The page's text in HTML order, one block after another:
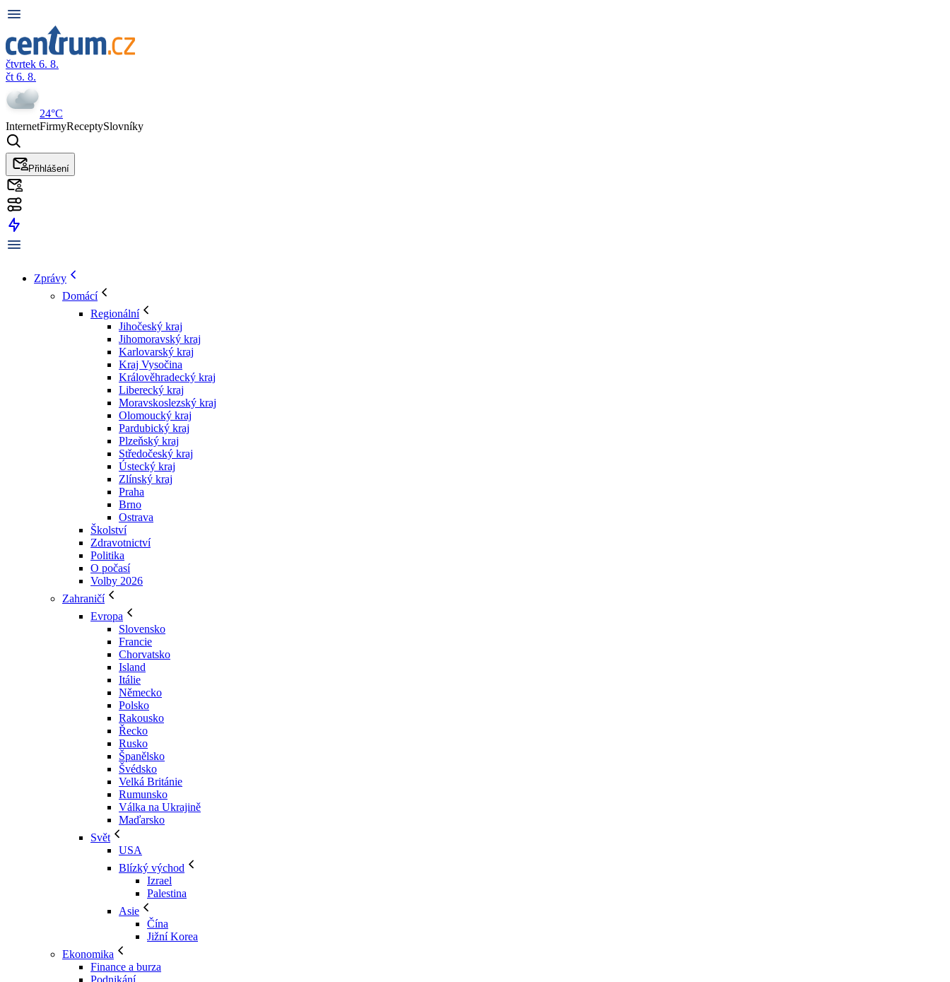
čtvrtek 6. 8.
čt 6. 8.
24°C
InternetFirmyReceptySlovníky
Přihlášení
Zprávy
Domácí
Regionální
Jihočeský kraj
Jihomoravský kraj
Karlovarský kraj
Kraj Vysočina
Králověhradecký kraj
Liberecký kraj
Moravskoslezský kraj
Olomoucký kraj
Pardubický kraj
Plzeňský kraj
Středočeský kraj
Ústecký kraj
Zlínský kraj
Praha
Brno
Ostrava
Školství
Zdravotnictví
Politika
O počasí
Volby 2026
Zahraničí
Evropa
Slovensko
Francie
Chorvatsko
Island
Itálie
Německo
Polsko
Rakousko
Řecko
Rusko
Španělsko
Švédsko
Velká Británie
Rumunsko
Válka na Ukrajině
Maďarsko
Svět
USA
Blízký východ
Izrael
Palestina
Asie
Čína
Jižní Korea
Ekonomika
Finance a burza
Podnikání